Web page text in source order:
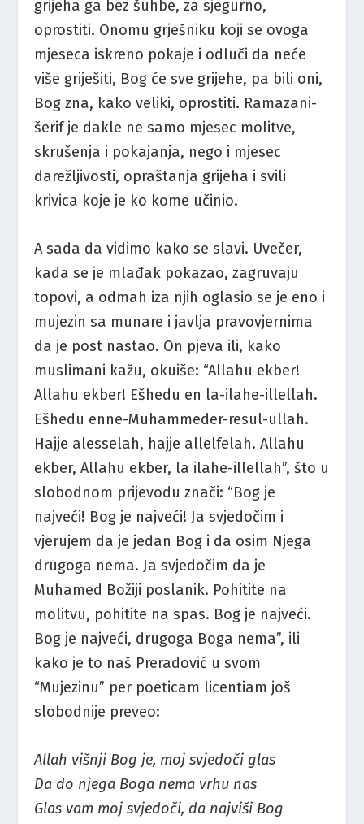
grijeha ga bez šuhbe, za sjegurno,
oprostiti. Onomu grješniku koji se ovoga
mjeseca iskreno pokaje i odluči da neće
više griješiti, Bog će sve grijehe, pa bili oni,
Bog zna, kako veliki, oprostiti. Ramazani-
šerif je dakle ne samo mjesec molitve,
skrušenja i pokajanja, nego i mjesec
darežljivosti, opraštanja grijeha i svili
krivica koje je ko kome učinio.
A sada da vidimo kako se slavi. Uvečer,
kada se je mlađak pokazao, zagruvaju
topovi, a odmah iza njih oglasio se je eno i
mujezin sa munare i javlja pravovjernima
da je post nastao. On pjeva ili, kako
muslimani kažu, okuiše: “Allahu ekber!
Allahu ekber! Ešhedu en la-ilahe-illellah.
Ešhedu enne-Muhammeder-resul-ullah.
Hajje alesselah, hajje allelfelah. Allahu
ekber, Allahu ekber, la ilahe-illellah”, što u
slobodnom prijevodu znači: “Bog je
najveći! Bog je najveći! Ja svjedočim i
vjerujem da je jedan Bog i da osim Njega
drugoga nema. Ja svjedočim da je
Muhamed Božiji poslanik. Pohitite na
molitvu, pohitite na spas. Bog je najveći.
Bog je najveći, drugoga Boga nema”, ili
kako je to naš Preradović u svom
“Mujezinu” per poeticam licentiam još
slobodnije preveo:
Allah višnji Bog je, moj svjedoči glas
Da do njega Boga nema vrhu nas
Glas vam moj svjedoči, da najviši Bog